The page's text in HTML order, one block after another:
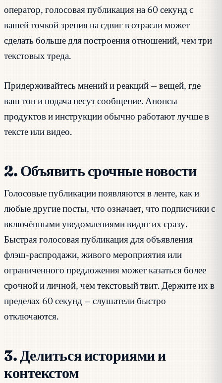
оператор, голосовая публикация на 60 секунд с
вашей точкой зрения на сдвиг в отрасли может
сделать больше для построения отношений, чем три
текстовых треда.
Придерживайтесь мнений и реакций — вещей, где
ваш тон и подача несут сообщение. Анонсы
продуктов и инструкции обычно работают лучше в
тексте или видео.
2. Объявить срочные новости
Голосовые публикации появляются в ленте, как и
любые другие посты, что означает, что подписчики с
включёнными уведомлениями видят их сразу.
Быстрая голосовая публикация для объявления
флэш-распродажи, живого мероприятия или
ограниченного предложения может казаться более
срочной и личной, чем текстовый твит. Держите их в
пределах 60 секунд — слушатели быстро
отключаются.
3. Делиться историями и
контекстом